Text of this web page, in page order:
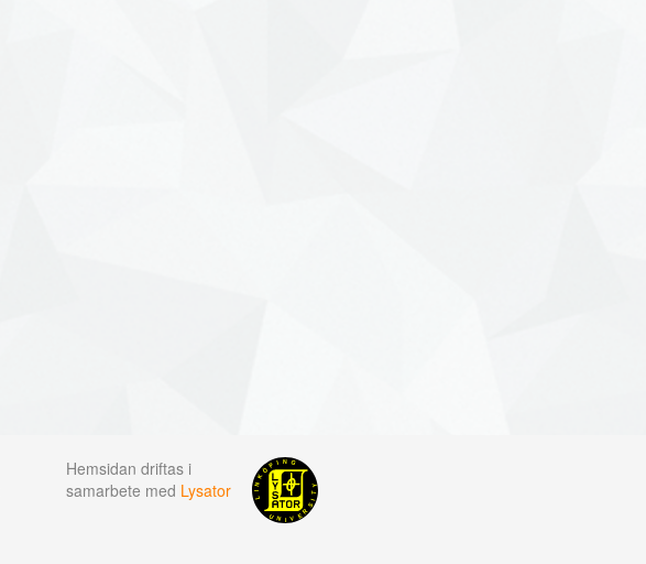
Hemsidan driftas i
samarbete med Lysator